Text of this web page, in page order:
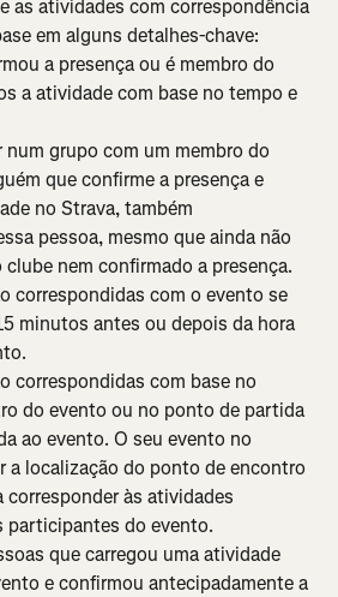
as atividades com correspondência
em alguns detalhes-chave:
a presença ou é membro do
a atividade com base no tempo e
num grupo com um membro do
que confirme a presença e
no Strava, também
pessoa, mesmo que ainda não
nem confirmado a presença.
correspondidas com o evento se
minutos antes ou depois da hora
correspondidas com base no
do evento ou no ponto de partida
ao evento. O seu evento no
a localização do ponto de encontro
corresponder às atividades
participantes do evento.
que carregou uma atividade
e confirmou antecipadamente a